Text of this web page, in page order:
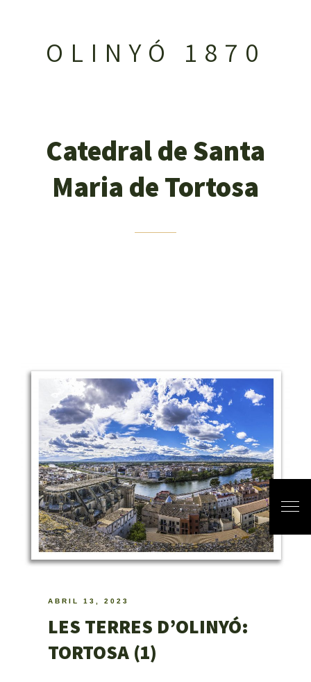
OLINYÓ 1870
Catedral de Santa
Maria de Tortosa
ABRIL 13, 2023
LES TERRES D’OLINYÓ:
TORTOSA (1)